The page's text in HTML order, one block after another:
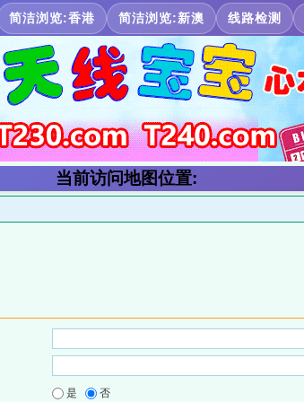
简洁浏览:香港 简洁浏览:新澳 线路检测
当前访问地图位置:
是 否